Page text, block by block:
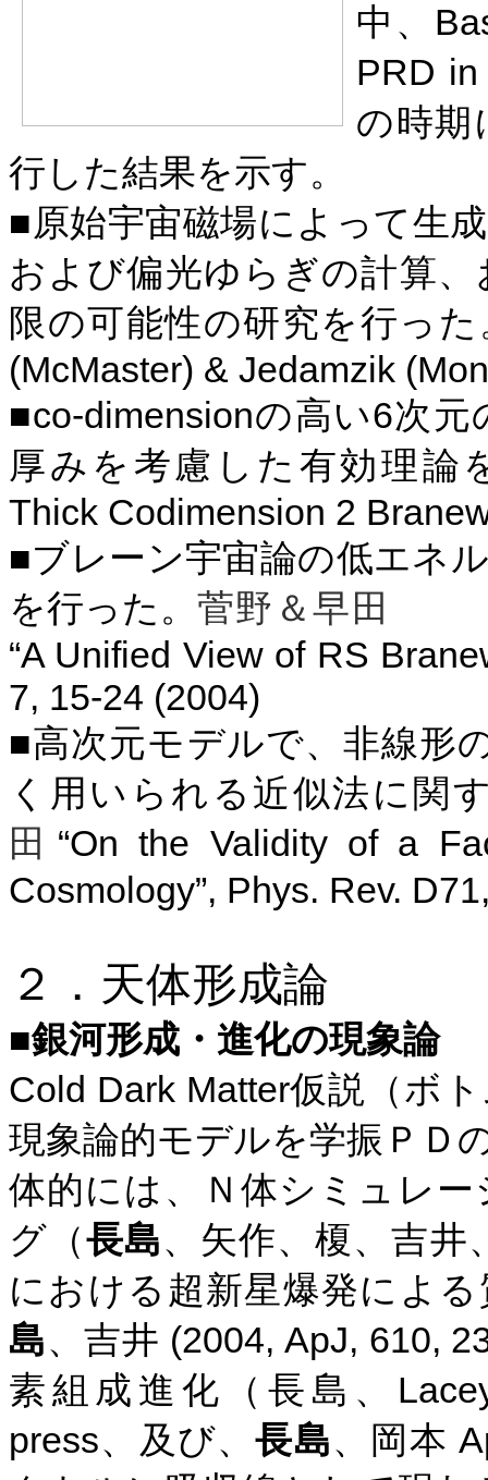
中、
PRD
の時期
行した結果を示す。
■原始宇宙磁場によって生
および偏光ゆらぎの計算
限の可能性の研究を行っ
(McMaster) & Jedamzik
■co-dimensionの高い6次元
厚みを考慮した有効理論
Thick Codimension 2
■ブレーン宇宙論の低エネ
を行った。 菅野＆早田
“A Unified View of RS
7, 15-24 (2004)
■高次元モデルで、非線形
く用いられる近似法に関
田 “On the Validity of a
Cosmology”, Phys. Rev.
２．天体形成論
■銀河形成・進化の現象論
Cold Dark Matter仮説（ボ
現象論的モデルを学振ＰＤ
体的には、Ｎ体シミュレ
グ（長島、矢作、榎、吉井
における 超新星爆発によ
島、吉井 (2004, ApJ, 610,
素組成進化（長島 、
press、及び、長島、岡本